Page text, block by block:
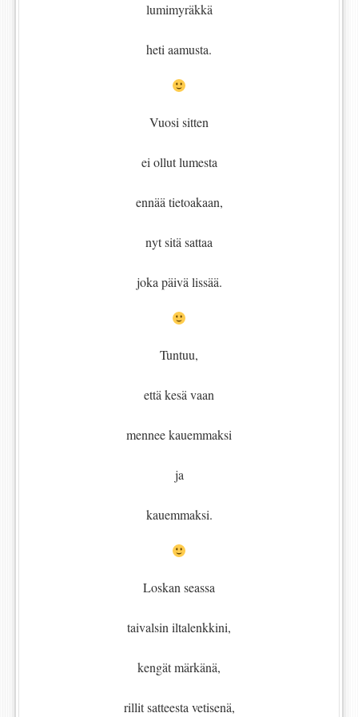
lumimyräkkä
heti aamusta.
Vuosi sitten
ei ollut lumesta
ennää tietoakaan,
nyt sitä sattaa
joka päivä lissää.
Tuntuu,
että kesä vaan
mennee kauemmaksi
ja
kauemmaksi.
Loskan seassa
taivalsin iltalenkkini,
kengät märkänä,
rillit satteesta vetisenä,